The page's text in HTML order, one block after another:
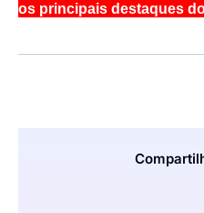
os principais destaques